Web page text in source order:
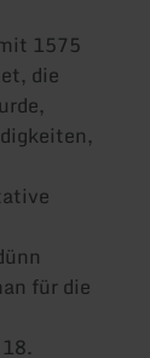
1575
die
für die